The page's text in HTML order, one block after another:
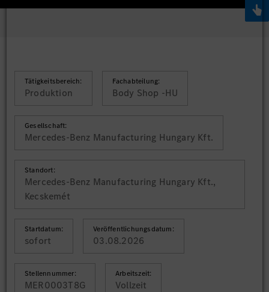
Tätigkeitsbereich:
Produktion
Fachabteilung:
Body Shop -HU
Gesellschaft:
Mercedes-Benz Manufacturing Hungary Kft.
Standort:
Mercedes-Benz Manufacturing Hungary Kft.,
Kecskemét
Startdatum:
sofort
Veröffentlichungsdatum:
03.08.2026
Stellennummer:
MER0003T8G
Arbeitszeit:
Vollzeit